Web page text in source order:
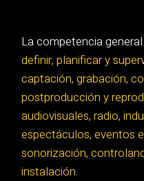
La competencia
definir, planificar y
captación, grabación,
postproducción y
audiovisuales, radio,
espectáculos, eventos
sonorización,
instalación.